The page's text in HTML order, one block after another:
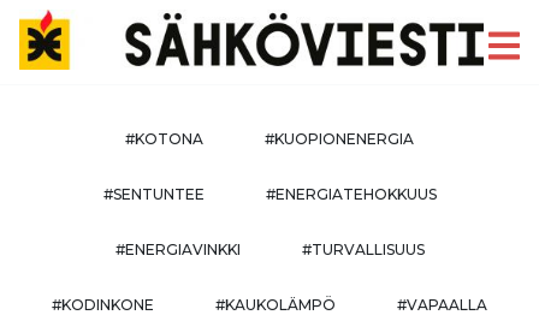
#KOTONA #KUOPIONENERGIA
#SENTUNTEE #ENERGIATEHOKKUUS
#ENERGIAVINKKI #TURVALLISUUS
#KODINKONE #KAUKOLÄMPÖ #VAPAALLA